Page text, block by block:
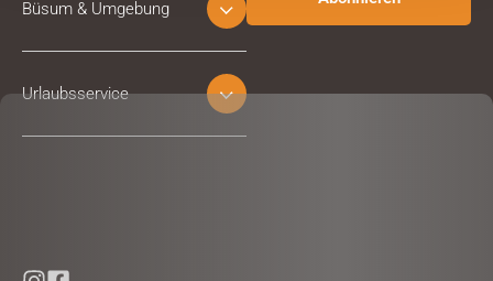
Büsum & Umgebung
Urlaubsservice